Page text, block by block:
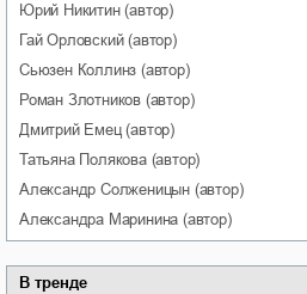
Юрий Никитин(автор)
Гай Орловский(автор)
Сьюзен Коллинз (автор)
Роман Злотников (автор)
Дмитрий Емец(автор)
Татьяна Полякова(автор)
Александр Солженицын (автор)
Александра Маринина (автор)
В тренде